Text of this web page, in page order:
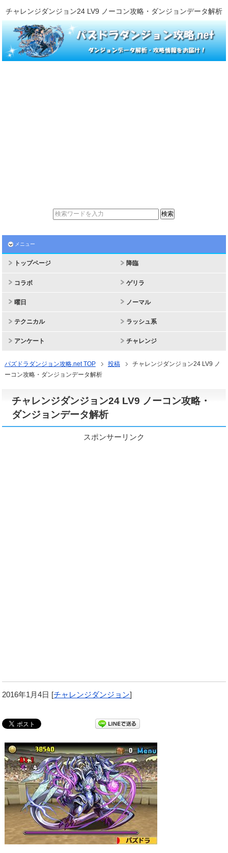
チャレンジダンジョン24 LV9 ノーコン攻略・ダンジョンデータ解析
メニュー
トップページ 降臨
コラボ ゲリラ
曜日 ノーマル
テクニカル ラッシュ系
アンケート チャレンジ
パズドラダンジョン攻略.net TOP 投稿
チャレンジダンジョン24 LV9 ノ
ーコン攻略・ダンジョンデータ解析
チャレンジダンジョン24 LV9 ノーコン攻略・
ダンジョンデータ解析
スポンサーリンク
2016年1月4日 [チャレンジダンジョン]